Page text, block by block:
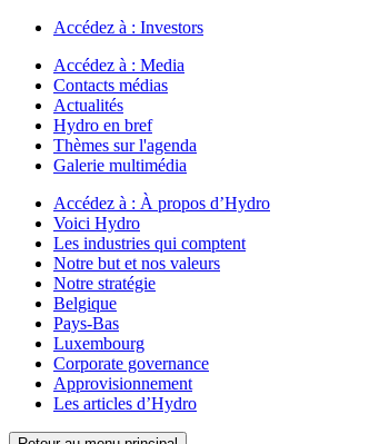
Accédez à : Investors
Accédez à : Media
Contacts médias
Actualités
Hydro en bref
Thèmes sur l'agenda
Galerie multimédia
Accédez à : À propos d’Hydro
Voici Hydro
Les industries qui comptent
Notre but et nos valeurs
Notre stratégie
Belgique
Pays-Bas
Luxembourg
Corporate governance
Approvisionnement
Les articles d’Hydro